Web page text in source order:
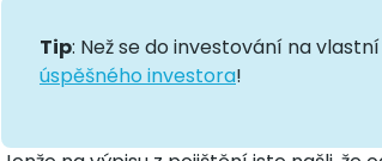
Tip: Než se do investování na
úspěšného investora!